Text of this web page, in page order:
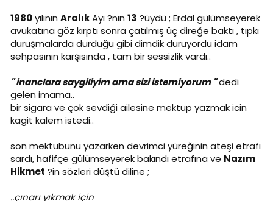
1980yılının AralıkAyı ?nın 13 ?üydü ; Erdal gülümseyerek
avukatına göz kırptı sonra çatılmış üç direğe baktı , tıpkı
duruşmalarda durduğu gibi dimdik duruyordu idam
sehpasının karşısında , tam bir sessizlik vardı..
" inanclara saygiliyim ama sizi istemiyorum "dedi
gelen imama..
bir sigara ve çok sevdiği ailesine mektup yazmak icin
kagit kalem istedi..
son mektubunu yazarken devrimci yüreğinin ateşi etrafı
sardı, hafifçe gülümseyerek bakındı etrafına ve Nazım
Hikmet ?in sözleri düştü diline ;
..çınarı yıkmak için